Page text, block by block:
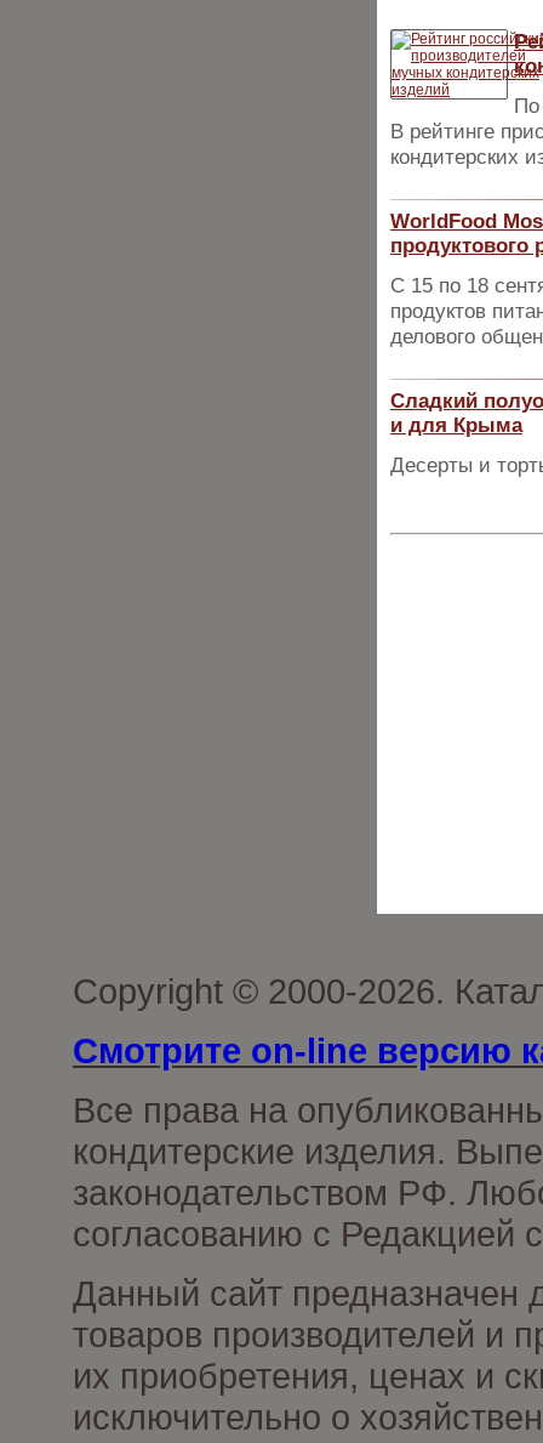
По
В рейтинге
кондитерских
WorldFood
продуктового
С 15 по 18
продуктов
делового
Сладкий
и для Крыма
Десерты и
Copyright © 2000-2026.
Смотрите on-line версию
Все права на
кондитерские изделия.
законодательством РФ.
согласованию с Редакцией
Данный сайт предназначен
товаров производителей и
их приобретения, ценах и
исключительно о